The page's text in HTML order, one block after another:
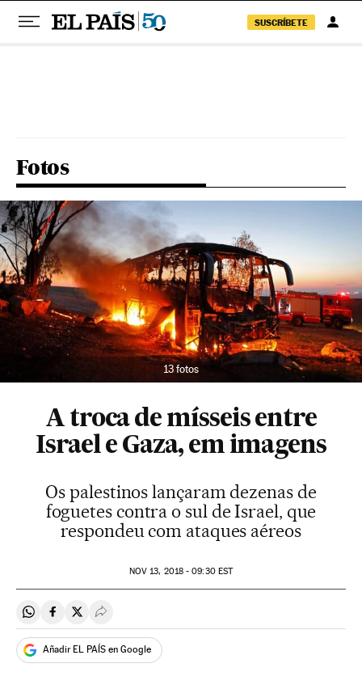
SUSCRÍBETE
Fotos
13 fotos
A troca de mísseis entre
Israel e Gaza, em imagens
Os palestinos lançaram dezenas de
foguetes contra o sul de Israel, que
respondeu com ataques aéreos
NOV 13, 2018 - 09:30EST
Compartir en Whatsapp
Compartir en Facebook
Compartir en Twitter
Desplegar Redes Sociales
Añadir EL PAÍS en Google